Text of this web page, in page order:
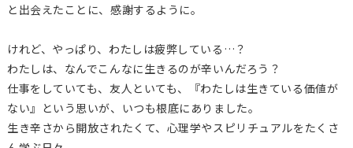
と出会えたことに、感謝するように。
けれど、やっぱり、わたしは疲弊している…？
わたしは、なんでこんなに生きるのが辛いんだろう？
仕事をしていても、友人といても、『わたしは生きている価値が
ない』という思いが、いつも根底にありました。
生き辛さから開放されたくて、心理学やスピリチュアルをたくさ